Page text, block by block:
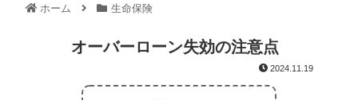
ホーム 生命保険
オーバーローン失効の注意点
2024.11.19